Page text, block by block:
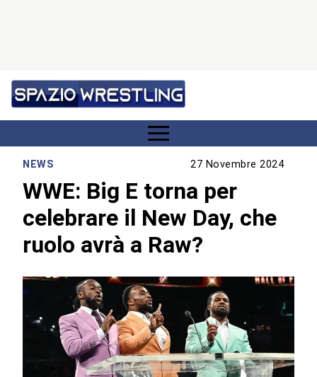
NEWS 27 Novembre 2024
WWE: Big E torna per
celebrare il New Day, che
ruolo avrà a Raw?